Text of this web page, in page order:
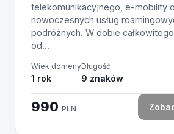
telekomunikacyjnego, e-mobility
nowoczesnych usług
podróżnych. W dobie
od...
Wiek domeny
1 rok
Długość
9 znaków
990 PLN